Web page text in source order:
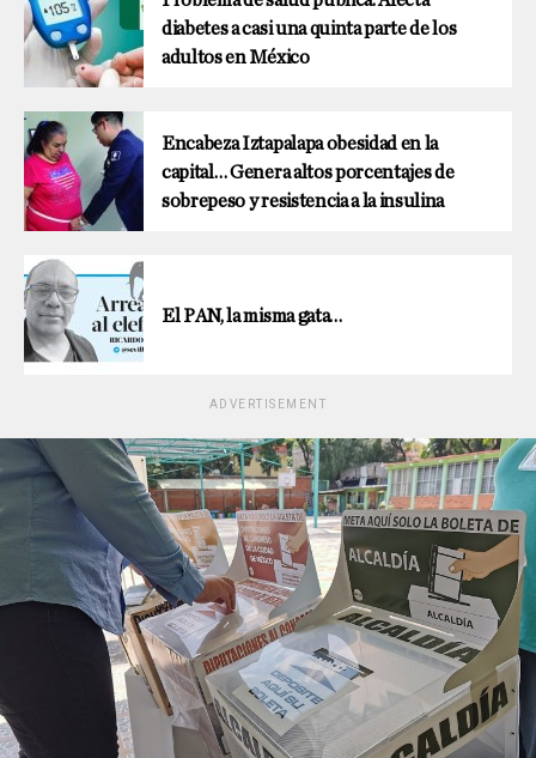
diabetes a casi una quinta parte de los
adultos en México
Encabeza Iztapalapa obesidad en la
capital… Genera altos porcentajes de
sobrepeso y resistencia a la insulina
El PAN, la misma gata…
ADVERTISEMENT